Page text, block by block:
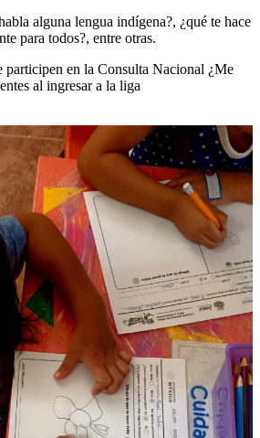
alguna lengua indígena?, ¿qué te hace
para todos?, entre otras.
en la Consulta Nacional ¿Me
al ingresar a la liga